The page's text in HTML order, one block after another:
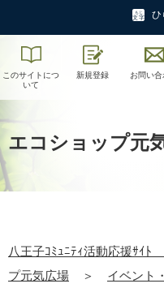
ひ
このサイトにつ
いて
新規登録 お問い
エコショップ元
八王子ｺﾐｭﾆﾃｨ活動応援ｻｲﾄ
プ元気広場
＞ イベント